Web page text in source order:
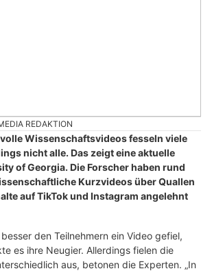
REDAKTION
Wissenschaftsvideos fesseln viele
nicht alle. Das zeigt eine aktuelle
of Georgia. Die Forscher haben rund
Kurzvideos über Quallen
auf TikTok und Instagram angelehnt
den Teilnehmern ein Video gefiel,
es ihre Neugier. Allerdings fielen die
aus, betonen die Experten. „In